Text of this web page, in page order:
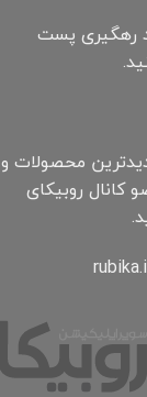
رهگیری پست
محصولات و
کانال روبیکای